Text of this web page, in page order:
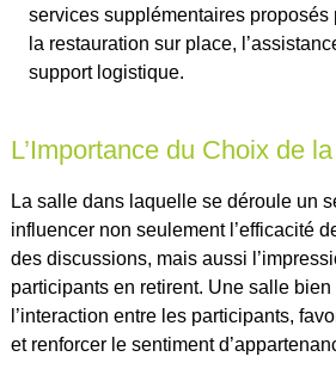
services supplémentaires proposés
la restauration sur place,
support logistique.
L’Importance du Choix de
La salle dans laquelle se déroule un
influencer non seulement l’efficacité
des discussions, mais aussi
participants en retirent. Une salle
l’interaction entre les participants,
et renforcer le sentiment